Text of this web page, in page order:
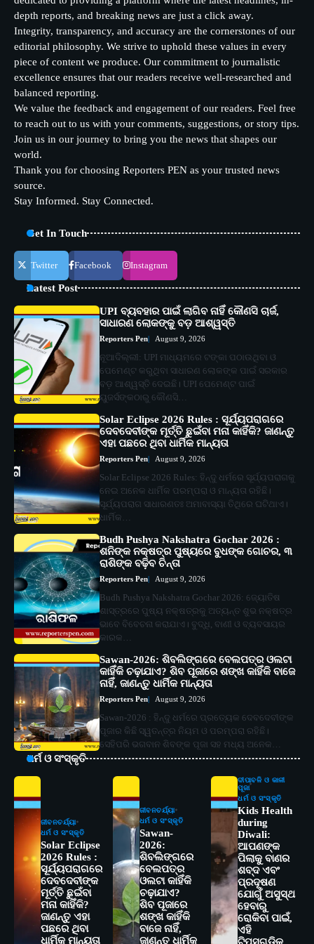
depth reports, and breaking news are just a click away.
Integrity, transparency, and accuracy are the cornerstones of our
editorial philosophy. We strive to uphold these values in every
piece of content we produce. Our commitment to journalistic
excellence ensures that our readers receive well-researched and
balanced reporting.
We value the feedback and engagement of our readers. Feel free
to reach out to us with your comments, suggestions, or story tips.
Join us in our journey to bring you the news that shapes our
world.
Thank you for choosing Reporters PEN as your trusted news
source.
Stay Informed. Stay Connected.
Get In Touch
Twitter Facebook Instagram
Latest Post
UPI ବ୍ୟବହାର ପାଇଁ ଲାଗିବ ନାହିଁ କୌଣସି ଚାର୍ଜ,
ସାଧାରଣ ଲୋକଙ୍କୁ ବଡ଼ ଆଶ୍ୱସ୍ତି
Reporters Pen August 9, 2026
ନୂଆଦିଲ୍ଲୀ: UPI ମାଧ୍ୟମରେ ଟଙ୍କା ପଠାଉଥିବା ଓ
ପେମେଣ୍ଟ କରୁଥିବା ସାଧାରଣ ଲୋକଙ୍କ ପାଇଁ ସରକାର
ବଡ଼ ଆଶ୍ୱସ୍ତି ଦେଇଛି। UPI ପେମେଣ୍ଟ ପାଇଁ
ୟୁଜର୍ସଙ୍କଠାରୁ କୌଣସି…
Solar Eclipse 2026 Rules : ସୂର୍ଯ୍ୟପରାଗରେ
ଦେବଦେବୀଙ୍କ ମୂର୍ତ୍ତି ଛୁଇଁବା ମନା କାହିଁକି? ଜାଣନ୍ତୁ
ଏହା ପଛରେ ଥିବା ଧାର୍ମିକ ମାନ୍ୟତା
Reporters Pen August 9, 2026
Solar Eclipse 2026 Rules: ହିନ୍ଦୁ ଧର୍ମରେ ସୂର୍ଯ୍ୟପରାଗକୁ
ନେଇ ଅନେକ ଧାର୍ମିକ ପରମ୍ପରା ଓ ମାନ୍ୟତା ରହିଛି।
ସୂର୍ଯ୍ୟପରାଗ ସାଧାରଣତଃ ଅମାବାସ୍ୟା ତିଥିରେ ଘଟିଥାଏ।
ଧାର୍ମିକ…
Budh Pushya Nakshatra Gochar 2026 :
ଶନିଙ୍କ ନକ୍ଷତ୍ର ପୁଷ୍ୟରେ ବୁଧଙ୍କ ଗୋଚର, ୩
ରାଶିଙ୍କ ବଢ଼ିବ ଚିନ୍ତା
Reporters Pen August 9, 2026
Budh Pushya Nakshatra Gochar 2026: ଜ୍ୟୋତିଷ
ଶାସ୍ତ୍ରରେ ପୁଷ୍ୟ ନକ୍ଷତ୍ରକୁ ଅତ୍ୟନ୍ତ ଶୁଭ ନକ୍ଷତ୍ର
ଭାବେ ବିବେଚନା କରାଯାଏ। ବୁଦ୍ଧି, ବାଣୀ ଓ ବ୍ୟବସାୟର
କାରକ…
Sawan-2026: ଶିବଲିଙ୍ଗରେ ବେଲପତ୍ର ଓଲଟା
କାହିଁକି ଚଢ଼ାଯାଏ? ଶିବ ପୂଜାରେ ଶଙ୍ଖ କାହିଁକି ବାଜେ
ନାହିଁ, ଜାଣନ୍ତୁ ଧାର୍ମିକ ମାନ୍ୟତା
Reporters Pen August 9, 2026
Sawan-2026 : ହିନ୍ଦୁ ଧର୍ମରେ ପ୍ରତ୍ୟେକ ଦେବଦେବୀଙ୍କ
ପୂଜାର କିଛି ସ୍ୱତନ୍ତ୍ର ନିୟମ ଓ ପରମ୍ପରା ରହିଛି।
ସେହିପରି ଭଗବାନ ଶିବଙ୍କ ପୂଜା ସହ ମଧ୍ୟ ଅନେକ…
ଧର୍ମ ଓ ସଂସ୍କୃତି
ଜୀବନଚର୍ଯ୍ୟା
ଧର୍ମ ଓ ସଂସ୍କୃତି
Solar Eclipse
2026 Rules :
ସୂର୍ଯ୍ୟପରାଗରେ
ଦେବଦେବୀଙ୍କ
ମୂର୍ତ୍ତି ଛୁଇଁବା
ମନା କାହିଁକି?
ଜାଣନ୍ତୁ ଏହା
ପଛରେ ଥିବା
ଧାର୍ମିକ ମାନ୍ୟତା
ଜୀବନଚର୍ଯ୍ୟା
ଧର୍ମ ଓ ସଂସ୍କୃତି
Sawan-
2026:
ଶିବଲିଙ୍ଗରେ
ବେଲପତ୍ର
ଓଲଟା କାହିଁକି
ଚଢ଼ାଯାଏ?
ଶିବ ପୂଜାରେ
ଶଙ୍ଖ କାହିଁକି
ବାଜେ ନାହିଁ,
ଜାଣନ୍ତୁ ଧାର୍ମିକ
ଦୀପାବଳି ଓ କାଳୀ
ପୂଜା
ଧର୍ମ ଓ ସଂସ୍କୃତି
Kids Health
during
Diwali:
ଆପଣଙ୍କ
ପିଲାକୁ ବାଣର
ଶବ୍ଦ ଏବଂ
ପ୍ରଦୂଷଣ
ଯୋଗୁଁ ଅସୁସ୍ଥ
ହେବାରୁ
ରୋକିବା ପାଇଁ,
ଏହି
ଟିପ୍ସଗୁଡ଼ିକୁ
ସୋଆର ୨୦ତମ ପ୍ରତିଷ୍ଠା ଦିବସରେ